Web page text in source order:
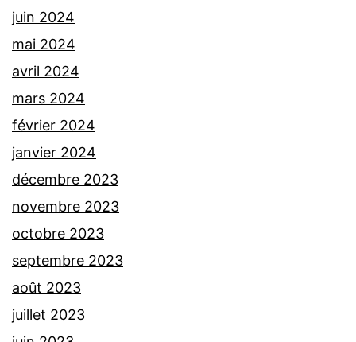
juin 2024
mai 2024
avril 2024
mars 2024
février 2024
janvier 2024
décembre 2023
novembre 2023
octobre 2023
septembre 2023
août 2023
juillet 2023